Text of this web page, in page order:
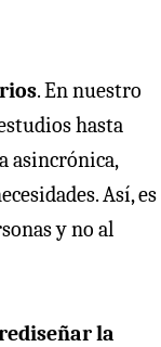
. En nuestro
hasta
asincrónica,
Así, es
y no al
la